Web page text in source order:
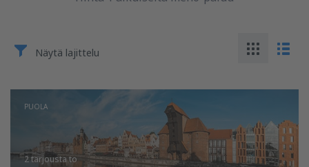
Näytä lajittelu
PUOLA
2 tarjousta to